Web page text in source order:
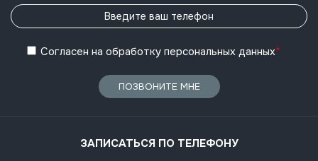
Согласен на обработку персональных данных*
ПОЗВОНИТЕ МНЕ
ЗАПИСАТЬСЯ ПО ТЕЛЕФОНУ